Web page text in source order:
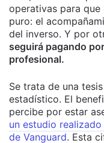
operativas para que
puro: el
del inverso. Y por
seguirá pagando
profesional.
Se trata de una
estadístico. El
percibe por estar
un estudio
de Vanguard. Esta